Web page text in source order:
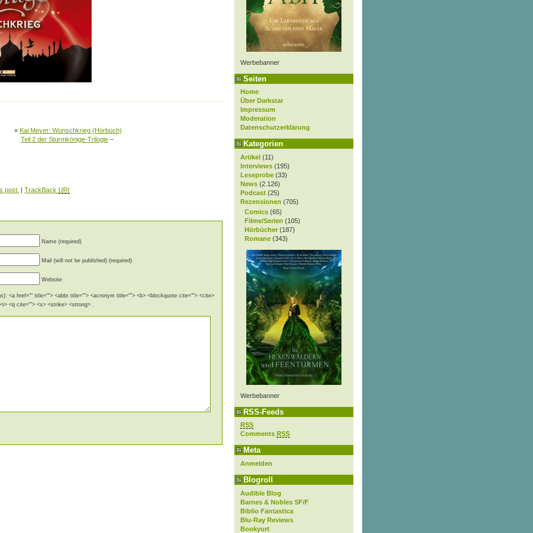
Werbebanner
Seiten
Home
Über Darkstar
Impressum
Moderation
Datenschutzerklärung
Kategorien
Artikel (11)
Interviews (195)
Leseprobe (33)
News (2.126)
Podcast (25)
Rezensionen (705)
Comics (65)
Filme/Serien (105)
Hörbücher (187)
Romane (343)
Werbebanner
RSS-Feeds
RSS
Comments RSS
Meta
Anmelden
Blogroll
Audible Blog
Barnes & Nobles SF/F
Biblio Fantastica
Blu-Ray Reviews
Bookyurt
« Kai Meyer: Wunschkrieg (Hörbuch)
Teil 2 der Sturmkönige-Trilogie–
post. | TrackBack URI
Name (required)
Mail (will not be published) (required)
Website
<a href="" title=""> <abbr title=""> <acronym title=""> <b> <blockquote cite=""> <cite>
<q cite=""> <s> <strike> <strong> .